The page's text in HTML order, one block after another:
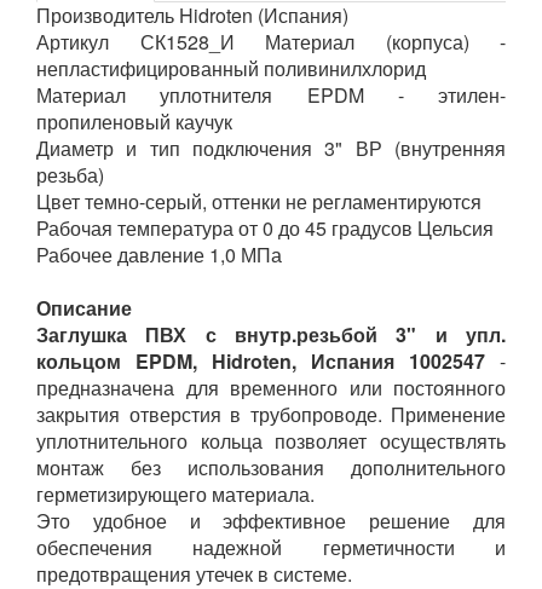
Производитель Hidroten (Испания)
Артикул СК1528_И Материал (корпуса) -
непластифицированный поливинилхлорид
Материал уплотнителя EPDM - этилен-
пропиленовый каучук
Диаметр и тип подключения 3" ВР (внутренняя
резьба)
Цвет темно-серый, оттенки не регламентируются
Рабочая температура от 0 до 45 градусов Цельсия
Рабочее давление 1,0 МПа
Описание
Заглушка ПВХ с внутр.резьбой 3" и упл.
кольцом EPDM, Hidroten, Испания 1002547 -
предназначена для временного или постоянного
закрытия отверстия в трубопроводе. Применение
уплотнительного кольца позволяет осуществлять
монтаж без использования дополнительного
герметизирующего материала.
Это удобное и эффективное решение для
обеспечения надежной герметичности и
предотвращения утечек в системе.